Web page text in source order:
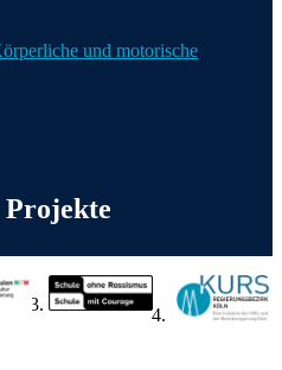
und motorische
Projekte